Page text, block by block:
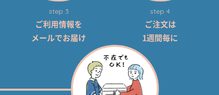
step 3
ご利用情報を
メールでお届け
step 4
ご注文は
1週間毎に